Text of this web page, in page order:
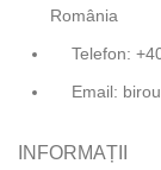
România
Telefon:
Email:
INFORMAȚII